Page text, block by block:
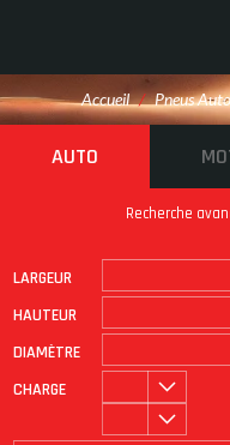
Accueil / Pneus Auto
AUTO
Recherche
LARGEUR
HAUTEUR
DIAMÈTRE
CHARGE